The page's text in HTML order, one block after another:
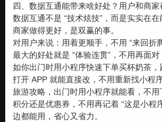
四、数据互通能带来啥好处？用户和商家
数据互通不是 “技术炫技”，而是实实在
商家做得更好，是双赢的事。
对用户来说：用着更顺手，不用 “来回折
最大的好处就是 “体验连贯”，不用再面对
如你出门时用小程序快速下单买杯奶茶，
打开 APP 就能直接改，不用重新找小程
旅游攻略，出门时用小程序就能看，不
积分还是优惠券，不用再记着 “这是小程
边都能用，省心又省力。